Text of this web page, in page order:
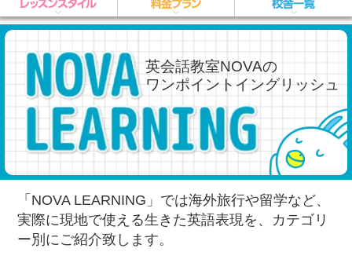
英会話教室NOVAの
ワンポイントイングリッシュ
「NOVA LEARNING」では海外旅行や留学など、
実際に現地で使える生きた英語表現を、 カテゴリ
ー別にご紹介致します。